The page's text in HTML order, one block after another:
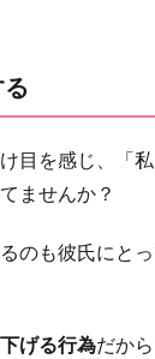
目を感じ、「
ませんか？
のも彼氏にと
げる行為だから